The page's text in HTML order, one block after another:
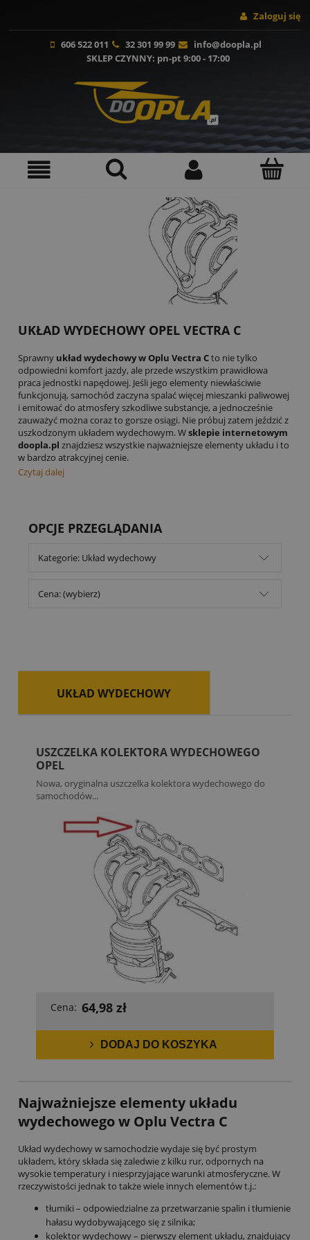
Zaloguj się
606 522 011 32 301 99 99
info@doopla.pl
SKLEP CZYNNY: pn-pt 9:00 - 17:00
UKŁAD WYDECHOWY OPEL VECTRA C
Sprawny układ wydechowy w Oplu Vectra Cto nie tylko
odpowiedni komfort jazdy, ale przede wszystkim prawidłowa
praca jednostki napędowej. Jeśli jego elementy niewłaściwie
funkcjonują, samochód zaczyna spalać więcej mieszanki paliwowej
i emitować do atmosfery szkodliwe substancje, a jednocześnie
zauważyć można coraz to gorsze osiągi. Nie próbuj zatem jeździć z
uszkodzonym układem wydechowym. Wsklepie internetowym
doopla.pl znajdziesz wszystkie najważniejsze elementy układu i to
w bardzo atrakcyjnej cenie.
Czytaj dalej
OPCJE PRZEGLĄDANIA
Kategorie: Układ wydechowy
Cena: (wybierz)
UKŁAD WYDECHOWY
USZCZELKA KOLEKTORA WYDECHOWEGO
OPEL
Nowa, oryginalna uszczelka kolektora wydechowego do
samochodów...
Cena: 64,98 zł
DODAJ DO KOSZYKA
Najważniejsze elementy układu
wydechowego w Oplu Vectra C
Układ wydechowy w samochodzie wydaje się być prostym
układem, który składa się zaledwie z kilku rur, odpornych na
wysokie temperatury i niesprzyjające warunki atmosferyczne. W
rzeczywistości jednak to także wiele innych elementów t.j.:
tłumiki – odpowiedzialne za przetwarzanie spalin i tłumienie
hałasu wydobywającego się z silnika;
kolektor wydechowy – pierwszy element układu, znajdujący